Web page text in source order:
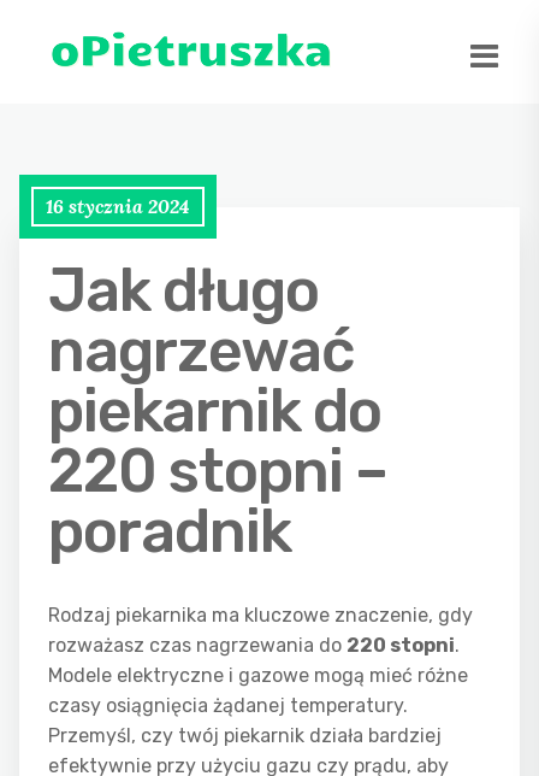
16 stycznia 2024
Jak długo
nagrzewać
piekarnik do
220 stopni –
poradnik
Rodzaj piekarnika ma kluczowe znaczenie, gdy
rozważasz czas nagrzewania do 220 stopni.
Modele elektryczne i gazowe mogą mieć różne
czasy osiągnięcia żądanej temperatury.
Przemyśl, czy twój piekarnik działa bardziej
efektywnie przy użyciu gazu czy prądu, aby